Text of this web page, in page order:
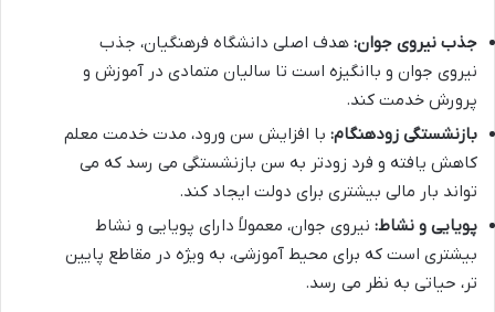
جذب نیروی جوان: هدف اصلی دانشگاه فرهنگیان، جذب
نیروی جوان و باانگیزه است تا سالیان متمادی در آموزش و
پرورش خدمت کند.
بازنشستگی زودهنگام: با افزایش سن ورود، مدت خدمت معلم
کاهش یافته و فرد زودتر به سن بازنشستگی می رسد که می
تواند بار مالی بیشتری برای دولت ایجاد کند.
پویایی و نشاط: نیروی جوان، معمولاً دارای پویایی و نشاط
بیشتری است که برای محیط آموزشی، به ویژه در مقاطع پایین
تر، حیاتی به نظر می رسد.